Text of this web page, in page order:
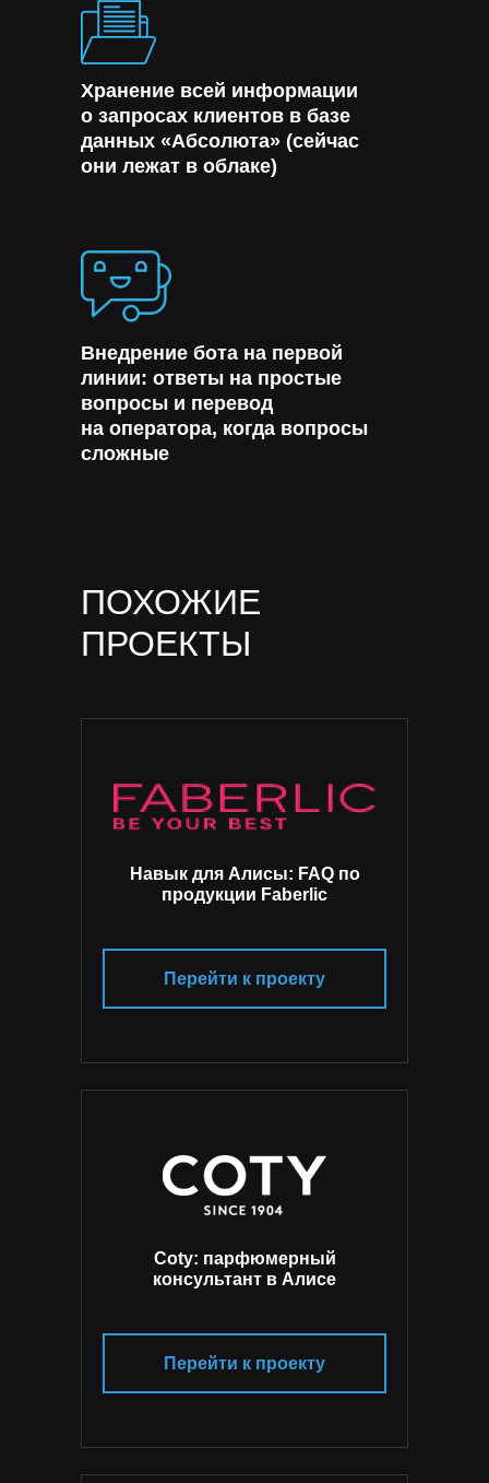
Хранение всей информации
о запросах клиентов в базе
данных «Абсолюта» (сейчас
они лежат в облаке)
Внедрение бота на первой
линии: ответы на простые
вопросы и перевод
на оператора, когда вопросы
сложные
Навык для Алисы: FAQ по
продукции Faberlic
Перейти к проекту
Coty: парфюмерный
консультант в Алисе
Перейти к проекту
ПОХОЖИЕ
ПРОЕКТЫ